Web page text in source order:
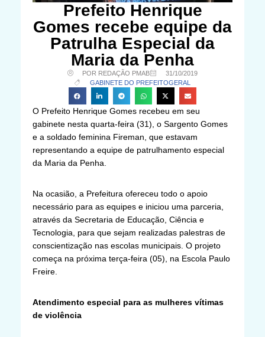
Prefeito Henrique
Gomes recebe equipe da
Patrulha Especial da
Maria da Penha
POR REDAÇÃO PMAB
31/10/2019
GABINETE DO PREFEITOGERAL
O Prefeito Henrique Gomes recebeu em seu
gabinete nesta quarta-feira (31), o Sargento Gomes
e a soldado feminina Fireman, que estavam
representando a equipe de patrulhamento especial
da Maria da Penha.
Na ocasião, a Prefeitura ofereceu todo o apoio
necessário para as equipes e iniciou uma parceria,
através da Secretaria de Educação, Ciência e
Tecnologia, para que sejam realizadas palestras de
conscientização nas escolas municipais. O projeto
começa na próxima terça-feira (05), na Escola Paulo
Freire.
Atendimento especial para as mulheres vítimas
de violência